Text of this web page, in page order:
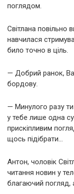
поглядом.
Світлана повільно
навчилася
било точно в ціль.
— Добрий ранок,
бордову.
— Минулого разу
у тебе лише одна
прискіпливим
щось підібрати…
Антон, чоловік
читання новин у
благаючий погляд,